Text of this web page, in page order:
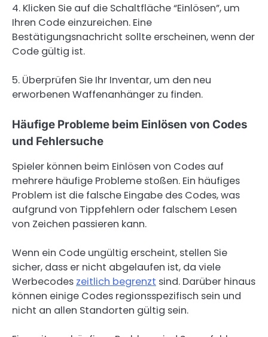
4. Klicken Sie auf die Schaltfläche “Einlösen”, um
Ihren Code einzureichen. Eine
Bestätigungsnachricht sollte erscheinen, wenn der
Code gültig ist.
5. Überprüfen Sie Ihr Inventar, um den neu
erworbenen Waffenanhänger zu finden.
Häufige Probleme beim Einlösen von Codes
und Fehlersuche
Spieler können beim Einlösen von Codes auf
mehrere häufige Probleme stoßen. Ein häufiges
Problem ist die falsche Eingabe des Codes, was
aufgrund von Tippfehlern oder falschem Lesen
von Zeichen passieren kann.
Wenn ein Code ungültig erscheint, stellen Sie
sicher, dass er nicht abgelaufen ist, da viele
Werbecodes zeitlich begrenzt sind. Darüber hinaus
können einige Codes regionsspezifisch sein und
nicht an allen Standorten gültig sein.